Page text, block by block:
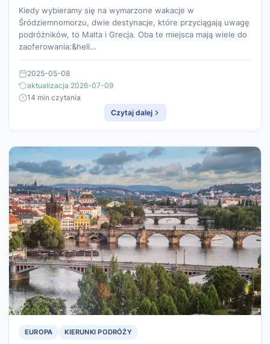
Kiedy wybieramy się na wymarzone wakacje w
Śródziemnomorzu, dwie destynacje, które przyciągają uwagę
podróżników, to Malta i Grecja. Oba te miejsca mają wiele do
zaoferowania:&hell…
2025-05-08
aktualizacja 2026-07-09
14 min czytania
Czytaj dalej
EUROPA KIERUNKI PODRÓŻY